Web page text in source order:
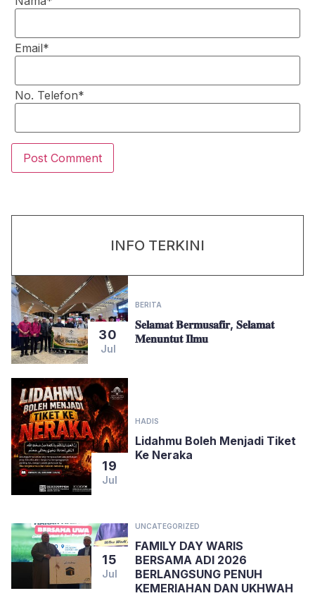
Email*
No. Telefon*
INFO TERKINI
30
Jul
BERITA
𝐒𝐞𝐥𝐚𝐦𝐚𝐭 𝐁𝐞𝐫𝐦𝐮𝐬𝐚𝐟𝐢𝐫, 𝐒𝐞𝐥𝐚𝐦𝐚𝐭
𝐌𝐞𝐧𝐮𝐧𝐭𝐮𝐭 𝐈𝐥𝐦𝐮
19
Jul
HADIS
Lidahmu Boleh Menjadi Tiket
Ke Neraka
15
Jul
UNCATEGORIZED
FAMILY DAY WARIS
BERSAMA ADI 2026
BERLANGSUNG PENUH
KEMERIAHAN DAN UKHWAH